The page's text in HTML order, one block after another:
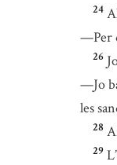
24
—Per
26
—Jo
les
28
29